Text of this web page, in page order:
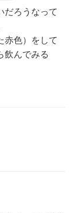
だろうなって
赤色）をして
飲んでみる